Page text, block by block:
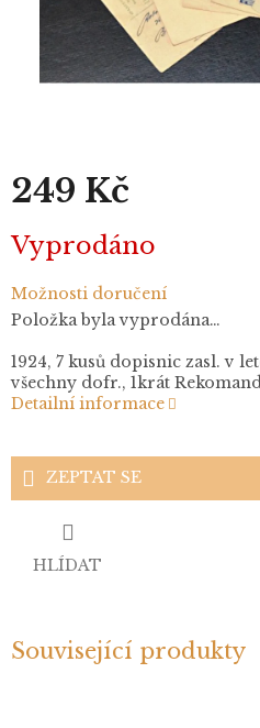
249 Kč
cena:
Vyprodáno
Možnosti doručení
Položka byla vyprodána…
1924, 7 kusů dopisnic zasl. v
všechny dofr., 1krát
Detailní informace
ZEPTAT SE
HLÍDAT
Související produkty